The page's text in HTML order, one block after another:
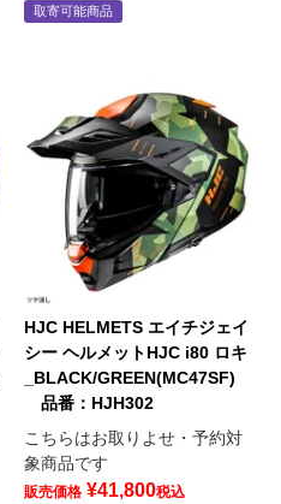
取寄可能商品
HJC HELMETS エイチジェイ
シー ヘルメットHJC i80 ロキ
_BLACK/GREEN(MC47SF)
品番：HJH302
こちらはお取りよせ・予約対
象商品です
販売価格 ¥41,800税込